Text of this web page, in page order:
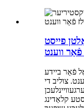
פייסט
פֿאַר ווענט
פֿאַר ביידע
צוליב די
קלאַדינג